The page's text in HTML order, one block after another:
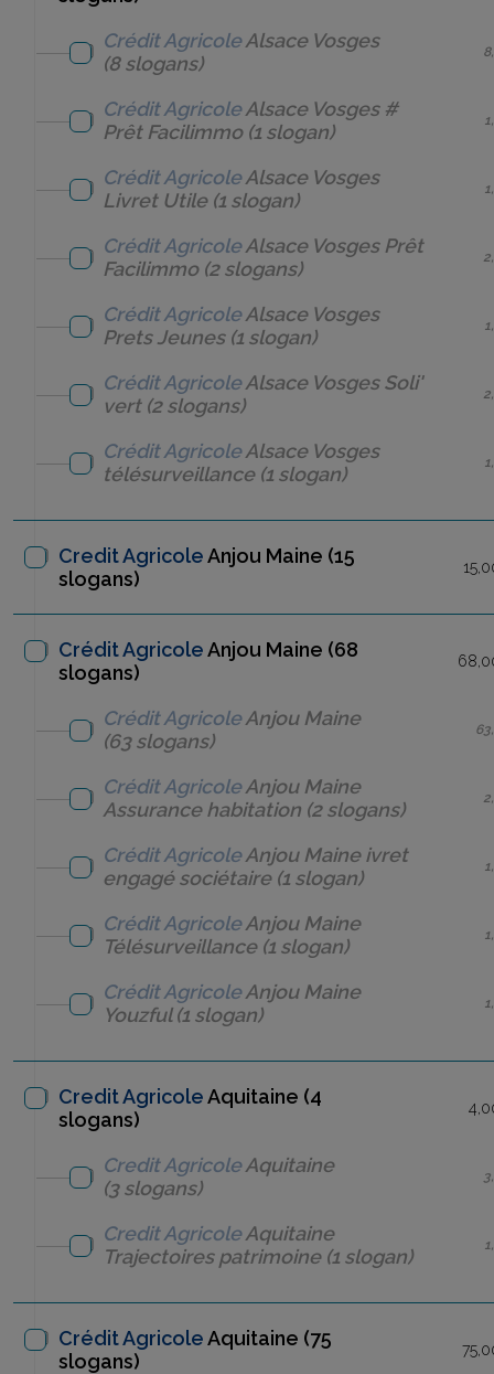
Crédit AgricoleAlsace Vosges
(8 slogans)
Crédit AgricoleAlsace Vosges #
Prêt Facilimmo(1 slogan)
Crédit AgricoleAlsace Vosges
Livret Utile(1 slogan)
Crédit AgricoleAlsace Vosges Prêt
Facilimmo(2 slogans)
Crédit AgricoleAlsace Vosges
Prets Jeunes(1 slogan)
Crédit AgricoleAlsace VosgesSoli'
vert(2 slogans)
Crédit AgricoleAlsace Vosges
télésurveillance(1 slogan)
Credit AgricoleAnjou Maine (15
slogans)
Crédit AgricoleAnjou Maine (68
slogans)
Crédit AgricoleAnjou Maine
(63 slogans)
Crédit AgricoleAnjou Maine
Assurance habitation (2 slogans)
Crédit AgricoleAnjou Maine ivret
engagé sociétaire(1 slogan)
Crédit AgricoleAnjou Maine
Télésurveillance(1 slogan)
Crédit AgricoleAnjou Maine
Youzful(1 slogan)
Credit AgricoleAquitaine (4
slogans)
Credit AgricoleAquitaine
(3 slogans)
Credit AgricoleAquitaine
Trajectoires patrimoine(1 slogan)
Crédit AgricoleAquitaine (75
slogans)